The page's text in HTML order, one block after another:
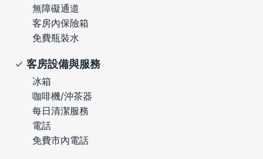
無障礙通道
客房內保險箱
免費瓶裝水
客房設備與服務
冰箱
咖啡機/沖茶器
每日清潔服務
電話
免費市內電話